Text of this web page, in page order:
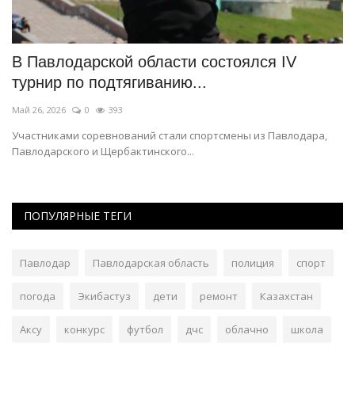
В Павлодарской области состоялся IV
турнир по подтягиванию...
Май 26, 2026 0 393
Участниками соревнований стали спортсмены из Павлодара,
Павлодарского и Щербактинского...
ПОПУЛЯРНЫЕ ТЕГИ
Павлодар Павлодарская область полиция спорт
погода Экибастуз дети ремонт Казахстан
Аксу конкурс футбол дчс облачно школа